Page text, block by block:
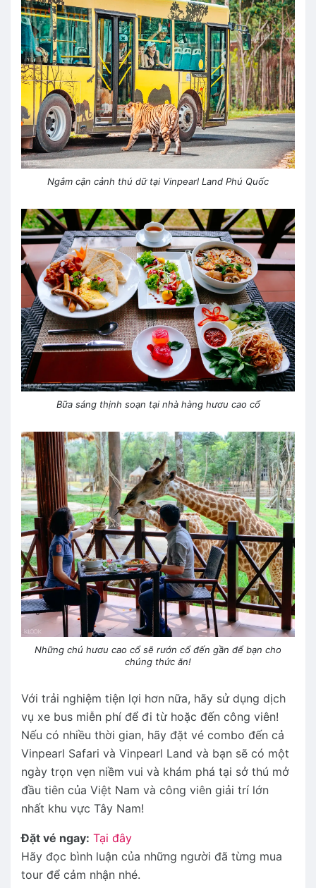
Ngắm cận cảnh thú dữ tại Vinpearl Land Phú Quốc
Bữa sáng thịnh soạn tại nhà hàng hươu cao cổ
Những chú hươu cao cổ sẽ rướn cổ đến gần để bạn cho
chúng thức ăn!
Với trải nghiệm tiện lợi hơn nữa, hãy sử dụng dịch
vụ xe bus miễn phí để đi từ hoặc đến công viên!
Nếu có nhiều thời gian, hãy đặt vé combo đến cả
Vinpearl Safari và Vinpearl Land và bạn sẽ có một
ngày trọn vẹn niềm vui và khám phá tại sở thú mở
đầu tiên của Việt Nam và công viên giải trí lớn
nhất khu vực Tây Nam!
Đặt vé ngay: Tại đây
Hãy đọc bình luận của những người đã từng mua
tour để cảm nhận nhé.